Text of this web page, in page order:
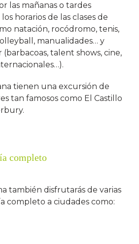
las mañanas o tardes
horarios de las clases de
natación, rocódromo, tenis,
manualidades… y
talent shows, cine,
tienen una excursión de
tan famosos como El Castillo
completo
también disfrutarás de varias
completo a ciudades como: